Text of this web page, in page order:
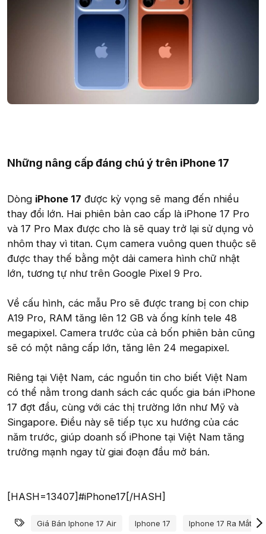
Những nâng cấp đáng chú ý trên iPhone 17
Dòng iPhone 17 được kỳ vọng sẽ mang đến nhiều
thay đổi lớn. Hai phiên bản cao cấp là iPhone 17 Pro
và 17 Pro Max được cho là sẽ quay trở lại sử dụng vỏ
nhôm thay vì titan. Cụm camera vuông quen thuộc sẽ
được thay thế bằng một dải camera hình chữ nhật
lớn, tương tự như trên Google Pixel 9 Pro.
Về cấu hình, các mẫu Pro sẽ được trang bị con chip
A19 Pro, RAM tăng lên 12 GB và ống kính tele 48
megapixel. Camera trước của cả bốn phiên bản cũng
sẽ có một nâng cấp lớn, tăng lên 24 megapixel.
Riêng tại Việt Nam, các nguồn tin cho biết Việt Nam
có thể nằm trong danh sách các quốc gia bán iPhone
17 đợt đầu, cùng với các thị trường lớn như Mỹ và
Singapore. Điều này sẽ tiếp tục xu hướng của các
năm trước, giúp doanh số iPhone tại Việt Nam tăng
trưởng mạnh ngay từ giai đoạn đầu mở bán.
[HASH=13407]#iPhone17[/HASH]
Từ khóa
Giá Bán Iphone 17 Air Iphone 17 Iphone 17 Ra Mắt